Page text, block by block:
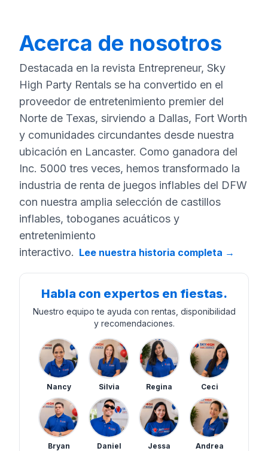
Acerca de nosotros
Destacada en la revista Entrepreneur, Sky
High Party Rentals se ha convertido en el
proveedor de entretenimiento premier del
Norte de Texas, sirviendo a Dallas, Fort Worth
y comunidades circundantes desde nuestra
ubicación en Lancaster. Como ganadora del
Inc. 5000 tres veces, hemos transformado la
industria de renta de juegos inflables del DFW
con nuestra amplia selección de castillos
inflables, toboganes acuáticos y
entretenimiento
interactivo. Lee nuestra historia completa →
Habla con expertos en fiestas.
Nuestro equipo te ayuda con rentas, disponibilidad
y recomendaciones.
Nancy Silvia Regina Ceci
Bryan Daniel Jessa Andrea